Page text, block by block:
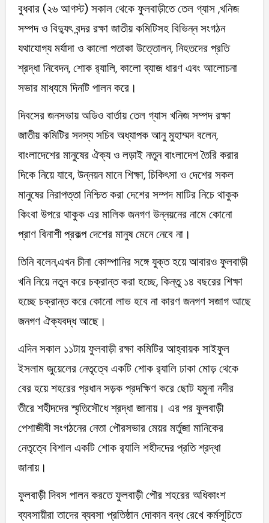
বুধবার (২৬ আগস্ট) সকাল থেকে ফুলবাড়ীতে তেল গ্যাস ,খনিজ
সম্পদ ও বিদ্যুৎ বন্দর রক্ষা জাতীয় কমিটিসহ বিভিন্ন সংগঠন
যথাযোগ্য মর্যাদা ও কালো পতাকা উত্তোলন, নিহতদের প্রতি
শ্রদ্ধা নিবেদন, শোক র‌্যালি, কালো ব্যাজ ধারণ এবং আলোচনা
সভার মাধ্যমে দিনটি পালন করে।
দিবসের জনসভায় অডিও বার্তায় তেল গ্যাস খনিজ সম্পদ রক্ষা
জাতীয় কমিটির সদস্য সচিব অধ্যাপক আনু মুহাম্মদ বলেন,
বাংলাদেশের মানুষের ঐক্য ও লড়াই নতুন বাংলাদেশ তৈরি করার
দিকে নিয়ে যাবে, উন্নয়ন মানে শিক্ষা, চিকিৎসা ও দেশের সকল
মানুষের নিরাপত্তা নিশ্চিত করা দেশের সম্পদ মাটির নিচে থাকুক
কিংবা উপরে থাকুক এর মালিক জনগণ উন্নয়নের নামে কোনো
প্রাণ বিনাশী প্রকল্প দেশের মানুষ মেনে নেবে না।
তিনি বলেন,এখন চীনা কোম্পানির সঙ্গে যুক্ত হয়ে আবারও ফুলবাড়ী
খনি নিয়ে নতুন করে চক্রান্ত করা হচ্ছে, কিন্তু ১৪ বছরের শিক্ষা
হচ্ছে চক্রান্ত করে কোনো লাভ হবে না কারণ জনগণ সজাগ আছে
জনগণ ঐক্যবদ্ধ আছে।
এদিন সকাল ১১টায় ফুলবাড়ী রক্ষা কমিটির আহ্বায়ক সাইফুল
ইসলাম জুয়েলের নেতৃত্বে একটি শোক র‌্যালি ঢাকা মোড় থেকে
বের হয়ে শহরের প্রধান সড়ক প্রদক্ষিণ করে ছোট যমুনা নদীর
তীরে শহীদদের স্মৃতিসৌধে শ্রদ্ধা জানায়। এর পর ফুলবাড়ী
পেশাজীবী সংগঠনের নেতা পৌরসভার মেয়র মর্তুজা মানিকের
নেতৃত্বে বিশাল একটি শোক র‌্যালি শহীদদের প্রতি শ্রদ্ধা
জানায়।
ফুলবাড়ী দিবস পালন করতে ফুলবাড়ী পৌর শহরের অধিকাংশ
ব্যবসায়ীরা তাদের ব্যবসা প্রতিষ্ঠান দোকান বন্ধ রেখে কর্মসূচিতে